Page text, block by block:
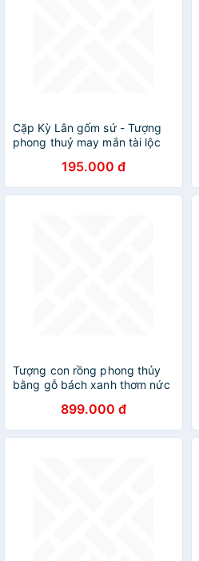
Cặp Kỳ Lân gốm sứ - Tượng
phong thuỷ may mắn tài lộc
195.000 đ
Tượng con rồng phong thủy
bằng gỗ bách xanh thơm nức
899.000 đ